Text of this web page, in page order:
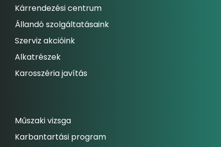
Kárrendezési centrum
Állandó szolgáltatásaink
Szerviz akcióink
Alkatrészek
Karosszéria javítás
Műszaki vizsga
Karbantartási program